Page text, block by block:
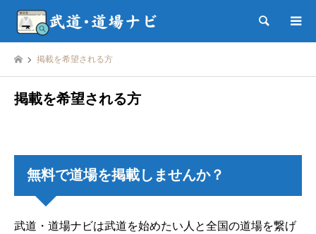
検索
掲載を希望される方
掲載を希望される方
無料で道場を掲載しませんか？
武道・道場ナビは武道を始めたい人と全国の道場を繋げ